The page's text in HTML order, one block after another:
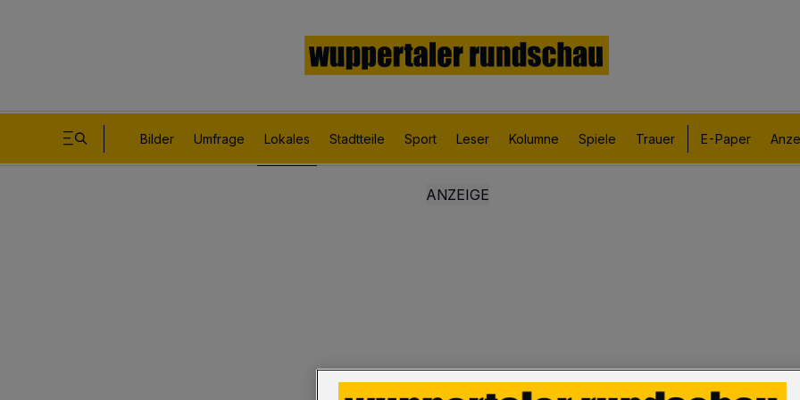
Bilder Umfrage Lokales Stadtteile Sport Leser Kolumne Spiele Trauer E-Paper